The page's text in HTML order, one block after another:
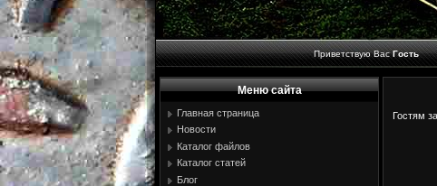
Приветствую Вас Гость
Меню сайта
Главная страница
Новости
Каталог файлов
Каталог статей
Блог
Гостям